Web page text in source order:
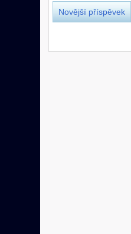
Novější příspěvek